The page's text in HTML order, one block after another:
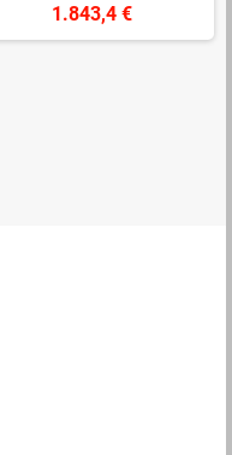
1.843,4 €